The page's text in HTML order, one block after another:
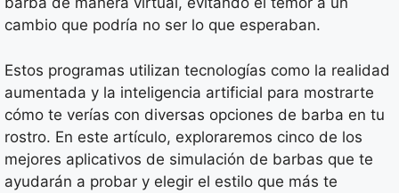
cambio que podría no ser lo que esperaban.
Estos programas utilizan tecnologías como la realidad
aumentada y la inteligencia artificial para mostrarte
cómo te verías con diversas opciones de barba en tu
rostro. En este artículo, exploraremos cinco de los
mejores aplicativos de simulación de barbas que te
ayudarán a probar y elegir el estilo que más te